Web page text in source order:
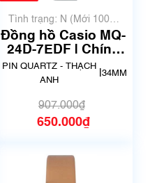
Tình trạng: N (Mới 100%
chưa qua sử dụng)
Đồng hồ Casio MQ-
24D-7EDF | Chính
hãng
PIN QUARTZ - THẠCH
ANH
34MM
907.000₫
650.000₫